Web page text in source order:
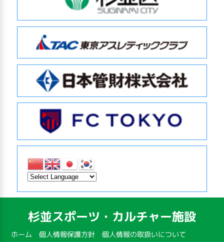
杉並スポーツ・カルチャー施設
ホーム 個人情報保護方針 個人情報の取扱いについて